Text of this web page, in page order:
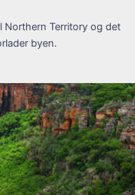
Northern Territory og det
byen.